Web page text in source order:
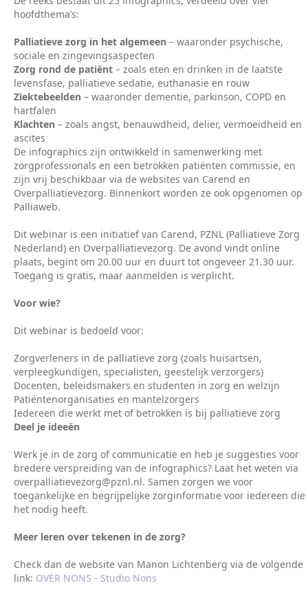
hoofdthema’s:
Palliatieve zorg in het algemeen – waaronder psychische,
sociale en zingevingsaspecten
Zorg rond de patiënt – zoals eten en drinken in de laatste
levensfase, palliatieve sedatie, euthanasie en rouw
Ziektebeelden – waaronder dementie, parkinson, COPD en
hartfalen
Klachten – zoals angst, benauwdheid, delier, vermoeidheid en
ascites
De infographics zijn ontwikkeld in samenwerking met
zorgprofessionals en een betrokken patiënten commissie, en
zijn vrij beschikbaar via de websites van Carend en
Overpalliatievezorg. Binnenkort worden ze ook opgenomen op
Palliaweb.
Dit webinar is een initiatief van Carend, PZNL (Palliatieve Zorg
Nederland) en Overpalliatievezorg. De avond vindt online
plaats, begint om 20.00 uur en duurt tot ongeveer 21.30 uur.
Toegang is gratis, maar aanmelden is verplicht.
Voor wie?
Dit webinar is bedoeld voor:
Zorgverleners in de palliatieve zorg (zoals huisartsen,
verpleegkundigen, specialisten, geestelijk verzorgers)
Docenten, beleidsmakers en studenten in zorg en welzijn
Patiëntenorganisaties en mantelzorgers
Iedereen die werkt met of betrokken is bij palliatieve zorg
Deel je ideeën
Werk je in de zorg of communicatie en heb je suggesties voor
bredere verspreiding van de infographics? Laat het weten via
overpalliatievezorg@pznl.nl. Samen zorgen we voor
toegankelijke en begrijpelijke zorginformatie voor iedereen die
het nodig heeft.
Meer leren over tekenen in de zorg?
Check dan de website van Manon Lichtenberg via de volgende
link: OVER NONS - Studio Nons